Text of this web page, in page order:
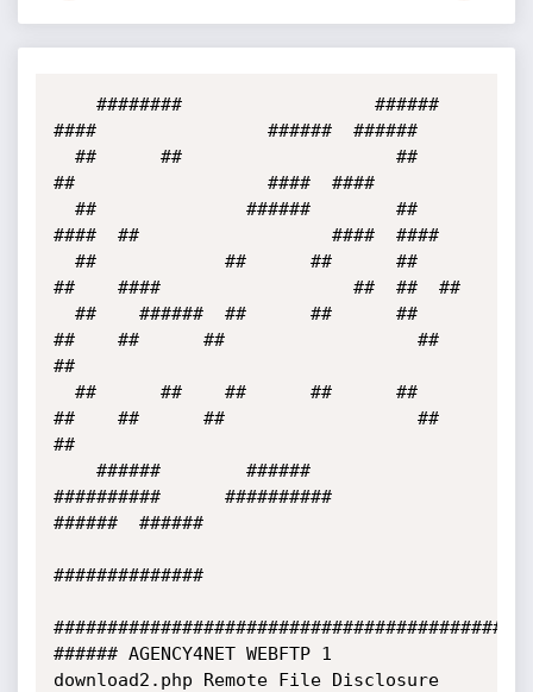
####                ######  ######
##                  ####  ####
####  ##                  ####  ####
##    ####                  ##  ##  ##
##    ##      ##                  ##
##
##    ##      ##                  ##
##
##########      ##########
######  ######
##############
###### AGENCY4NET WEBFTP 1
download2.php Remote File Disclosure